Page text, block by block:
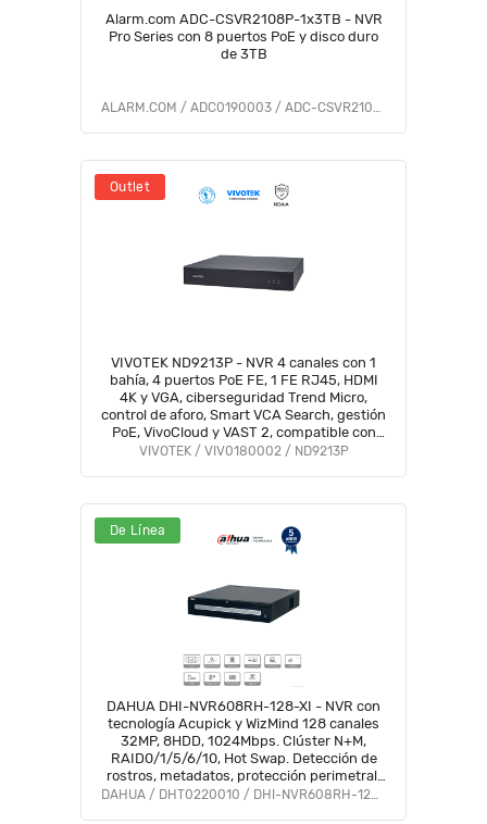
Alarm.com ADC-CSVR2108P-1x3TB - NVR
Pro Series con 8 puertos PoE y disco duro
de 3TB
ALARM.COM / ADC0190003 / ADC-CSVR2108P-1x3TB
Outlet
VIVOTEK ND9213P - NVR 4 canales con 1
bahía, 4 puertos PoE FE, 1 FE RJ45, HDMI
4K y VGA, ciberseguridad Trend Micro,
control de aforo, Smart VCA Search, gestión
PoE, VivoCloud y VAST 2, compatible con
NDAA y ONVIF. #V1
VIVOTEK / VIV0180002 / ND9213P
De Línea
DAHUA DHI-NVR608RH-128-XI - NVR con
tecnología Acupick y WizMind 128 canales
32MP, 8HDD, 1024Mbps. Clúster N+M,
RAID0/1/5/6/10, Hot Swap. Detección de
rostros, metadatos, protección perimetral,
SMD Plus, y soporte IA por cámara.
DAHUA / DHT0220010 / DHI-NVR608RH-128-XI